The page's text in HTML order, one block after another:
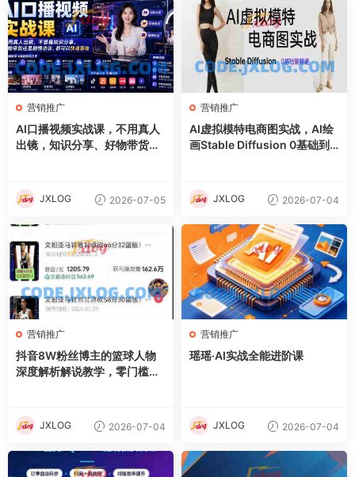
营销推广
AI口播视频实战课，不用真人
出镜，知识分享、好物带货剧
JXLOG 2026-07-05
营销推广
AI虚拟模特电商图实战，AI绘
画Stable Diffusion 0基础到
JXLOG 2026-07-04
营销推广
抖音8W粉丝博主的篮球人物
深度解析解说教学，零门槛玩
JXLOG 2026-07-04
营销推广
瑶瑶·AI实战全能进阶课
JXLOG 2026-07-04